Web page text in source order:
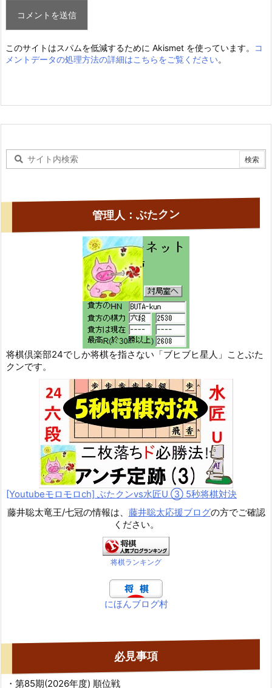
このサイトはスパムを低減するために Akismet を使っています。
コ
メントデータの処理方法の詳細はこちらをご覧ください。
管理人：ぶたクン
将棋倶楽部24でしか将棋を指さない「ブヒブヒ星人」ことぶた
クンです。
[Youtubeモロモロch] ぶたクンvs水匠U ③ 5秒将棋対決
藤井聡太竜王/七冠の情報は、 藤井聡太応援ブログの方でご確認
ください。
将棋ランキング
にほんブログ村
必見事項
・第85期(2026年度) 順位戦